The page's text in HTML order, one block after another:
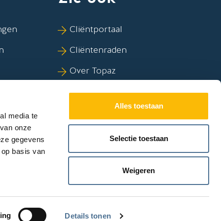
media te
onze
gegevens
basis van
Details tonen
Alles toestaan
Selectie toestaan
Weigeren
Cliëntportaal
Cliëntenraden
Over Topaz
Duurzaamheid